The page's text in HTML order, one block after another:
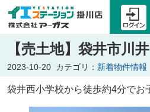
【売土地】袋井市川井
2023-10-20 カテゴリ： 新着物件情報
袋井西小学校から徒歩約4分でお